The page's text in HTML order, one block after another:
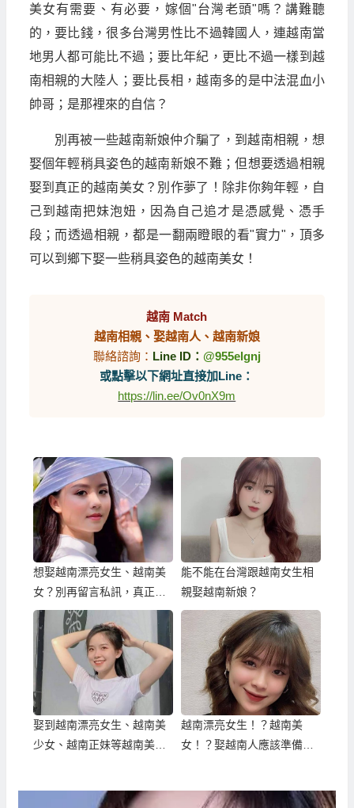
美女有需要、有必要，嫁個"台灣老頭"嗎？講難聽
的，要比錢，很多台灣男性比不過韓國人，連越南當
地男人都可能比不過；要比年紀，更比不過一樣到越
南相親的大陸人；要比長相，越南多的是中法混血小
帥哥；是那裡來的自信？
別再被一些越南新娘仲介騙了，到越南相親，想
娶個年輕稍具姿色的越南新娘不難；但想要透過相親
娶到真正的越南美女？別作夢了！除非你夠年輕，自
己到越南把妹泡妞，因為自己追才是憑感覺、憑手
段；而透過相親，都是一翻兩瞪眼的看"實力"，頂多
可以到鄉下娶一些稍具姿色的越南美女！
越南 Match
越南相親、娶越南人、越南新娘
聯絡諮詢： Line ID： @955elgnj
或點擊以下網址直接加Line：
https://lin.ee/Ov0nX9m
想娶越南漂亮女生、越南美
女？別再留言私訊，真正最
有效的方式是…
能不能在台灣跟越南女生相
親娶越南新娘？
娶到越南漂亮女生、越南美
少女、越南正妹等越南美女
越南漂亮女生！？越南美
女！？娶越南人應該準備的